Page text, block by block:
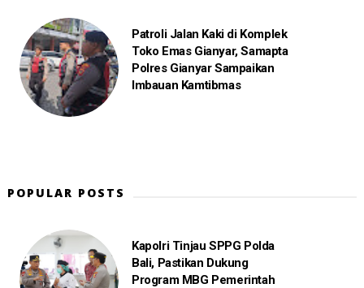
Patroli Jalan Kaki di Komplek
Toko Emas Gianyar, Samapta
Polres Gianyar Sampaikan
Imbauan Kamtibmas
POPULAR POSTS
Kapolri Tinjau SPPG Polda
Bali, Pastikan Dukung
Program MBG Pemerintah